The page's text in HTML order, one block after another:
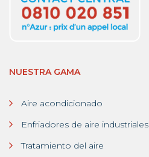
NUESTRA GAMA
Aire acondicionado
Enfriadores de aire industriales
Tratamiento del aire